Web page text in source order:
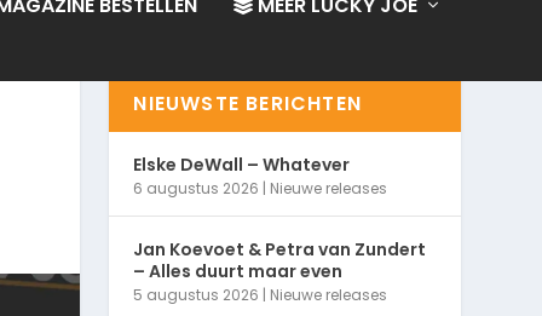
NIEUWSTE BERICHTEN
Elske DeWall – Whatever
6 augustus 2026 | Nieuwe releases
Jan Koevoet & Petra van Zundert
– Alles duurt maar even
5 augustus 2026 | Nieuwe releases